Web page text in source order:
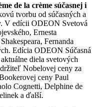
de la crème súčasnej i
tvorbu od súčasných a
V edícii ODEON Svetová
Ernesta
Fernanda
Edícia ODEON Súčasná
diela svetových
Nobelovej ceny za
ceny Paul
Cognetti, Delphine de
a ďalší.